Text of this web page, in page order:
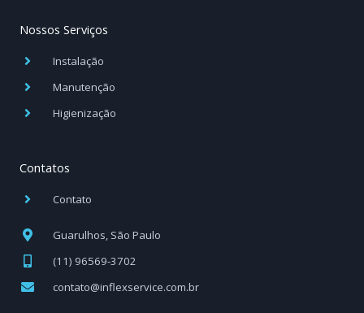
Nossos Serviços
Instalação
Manutenção
Higienização
Contatos
Contato
Guarulhos, São Paulo
(11) 96569-3702
contato@inflexservice.com.br